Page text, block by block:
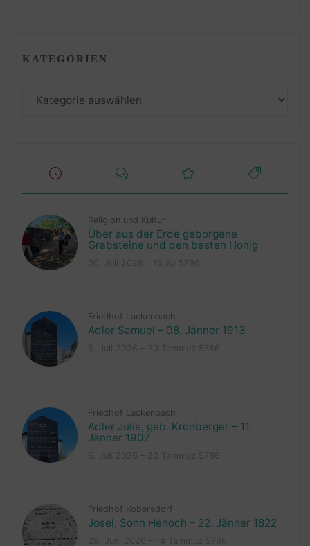
KATEGORIEN
Religion und Kultur
Über aus der Erde geborgene
Grabsteine und den besten Honig
Friedhof Lackenbach
Adler Samuel – 08. Jänner 1913
Friedhof Lackenbach
Adler Julie, geb. Kronberger – 11.
Jänner 1907
Friedhof Kobersdorf
Josel, Sohn Henoch – 22. Jänner 1822